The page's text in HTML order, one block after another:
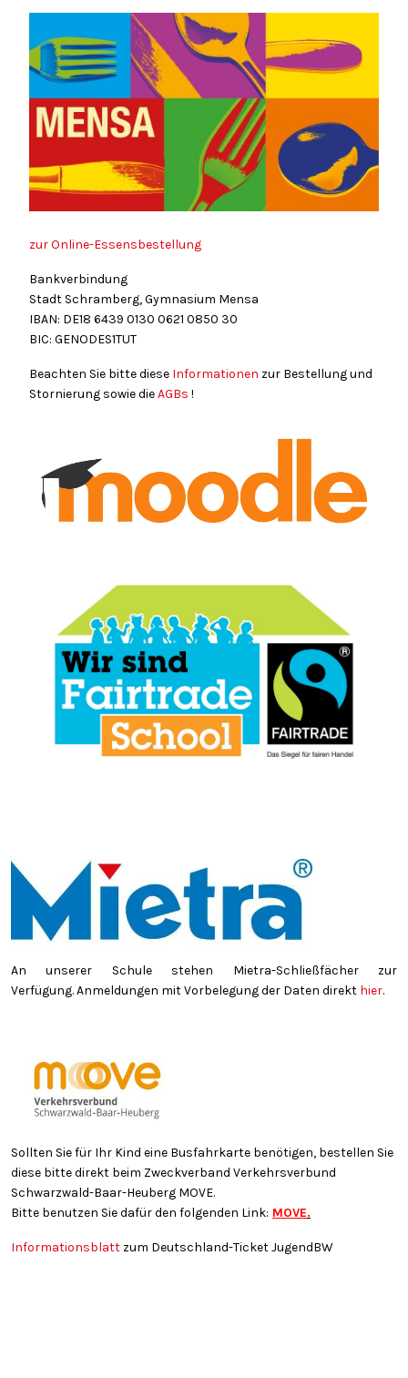
zur Online-Essensbestellung
Bankverbindung
Stadt Schramberg, Gymnasium Mensa
IBAN: DE18 6439 0130 0621 0850 30
BIC: GENODES1TUT
Beachten Sie bitte diese Informationen zur Bestellung und
Stornierung sowie dieAGBs !
An unserer Schule stehen Mietra-Schließfächer zur
Verfügung. Anmeldungen mit Vorbelegung der Daten direkt hier.
Sollten Sie für Ihr Kind eine Busfahrkarte benötigen, bestellen Sie
diese bitte direkt beim Zweckverband Verkehrsverbund
Schwarzwald-Baar-Heuberg MOVE.
Bitte benutzen Sie dafür den folgenden Link: MOVE.
Informationsblatt zum Deutschland-Ticket JugendBW